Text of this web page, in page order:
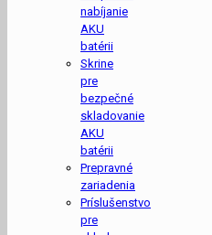
nabíjanie
AKU
batérii
Skrine
pre
bezpečné
skladovanie
AKU
batérii
Prepravné
zariadenia
Príslušenstvo
pre